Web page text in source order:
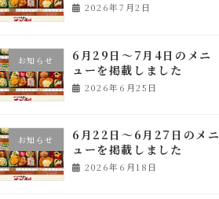
2026年7月2日
お知らせ
6月29日～7月4日のメニ
ューを掲載しました
2026年6月25日
お知らせ
6月22日～6月27日のメニ
ューを掲載しました
2026年6月18日